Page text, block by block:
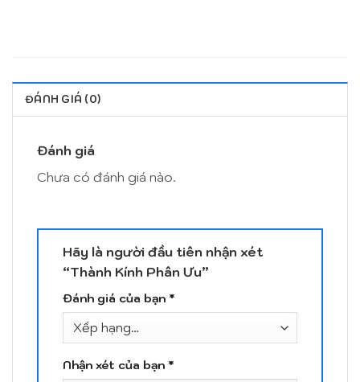
ĐÁNH GIÁ (0)
Đánh giá
Chưa có đánh giá nào.
Hãy là người đầu tiên nhận xét
“Thành Kính Phân Ưu”
Đánh giá của bạn *
Nhận xét của bạn *